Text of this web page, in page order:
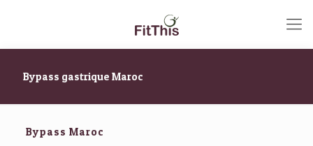
Bypass gastrique Maroc
Bypass Maroc